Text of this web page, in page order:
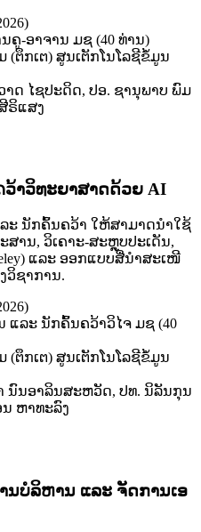
ຄູ-ອາຈານ ມຊ (40 ທ່ານ)
(ຕຶກເຕ) ສູນເຕັກໂນໂລຊີຂໍ້ມູນ
າດ ໄຊປະດິດ, ປອ. ຊານຸພາບ ພົມ
ຣິແສງ
າວິທະຍາສາດດ້ວຍ AI
ະ ນັກຄົ້ນຄວ້າ ໃຫ້ສາມາດນໍາໃຊ້
ານ, ວິເຄາະ-ສະຫຼຸບປະເດັນ,
ແລະ ອອກແບບສື່ນໍາສະເໜີ
ວິຊາການ.
ແລະ ນັກຄົ້ນຄວ້າວິໄຈ ມຊ (40
(ຕຶກເຕ) ສູນເຕັກໂນໂລຊີຂໍ້ມູນ
ນົນອາລິນສະຫວັດ, ປທ. ນິລັນກຸນ
ຫາທະລົງ
ນບໍລິຫານ ແລະ ຈັດການເອ